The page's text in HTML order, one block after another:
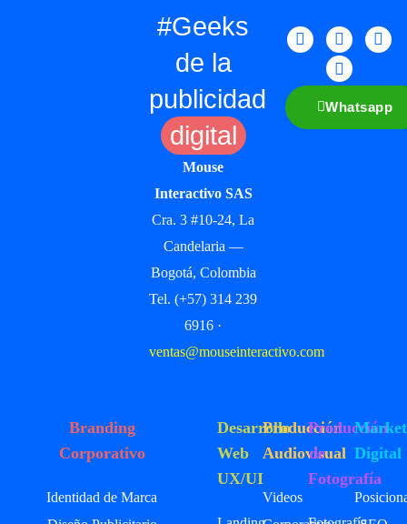
#Geeks
de la
publicidad
digital
Mouse
Interactivo SAS
Cra. 3 #10-24, La
Candelaria —
Bogotá, Colombia
Tel. (+57) 314 239
6916 ·
ventas@mouseinteractivo.com
Whatsapp
Branding
Corporativo
Identidad de Marca
Desarrollo
Web
UX/UI
Producción
Audiovisual
Videos
Producción
de
Fotografía
Digital